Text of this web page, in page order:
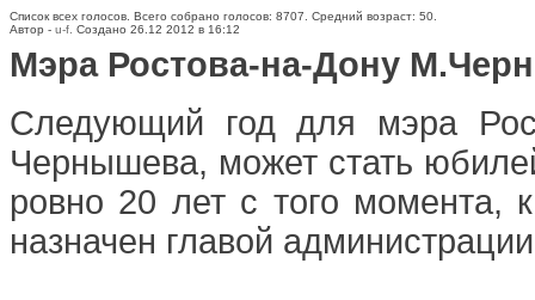
Список всех голосов. Всего собрано голосов: 8707. Средний возраст: 50.
Автор - u-f. Создано 26.12 2012 в 16:12
Мэра Ростова-на-Дону
Следующий год для мэра
Чернышева, может стать
ровно 20 лет с того момента,
назначен главой